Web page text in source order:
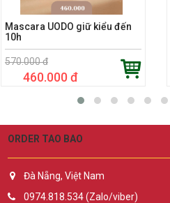
Mascara UODO giữ kiểu đến
10h
570.000 đ
460.000 đ
ORDER TAO BAO
Đà Nẵng, Việt Nam
0974.818.534 (Zalo/viber)